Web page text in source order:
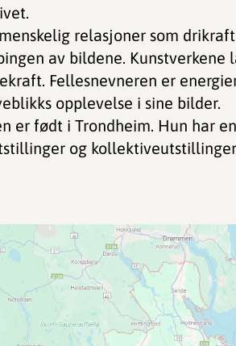
relasjoner som
av bildene. Kunstverkene
Fellesnevneren er
opplevelse i sine bilder.
er født i Trondheim. Hun har
og